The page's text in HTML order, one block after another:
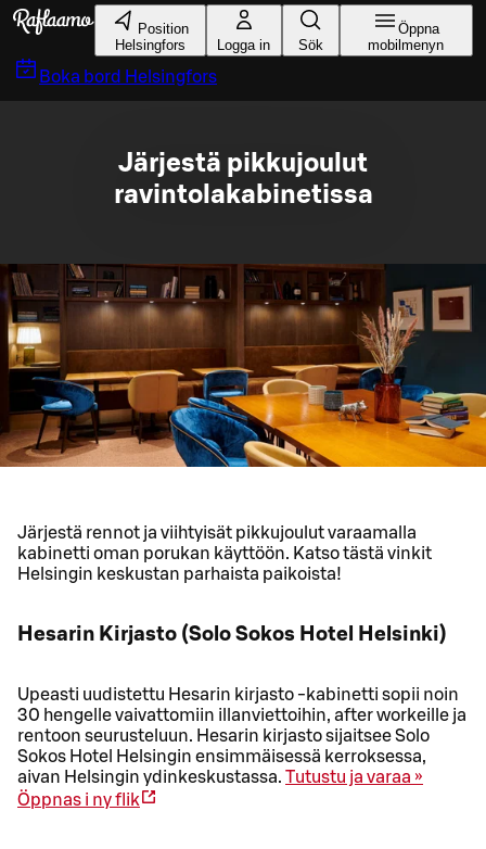
Gå till huvudinnehållet
Position
Helsingfors
Logga in Sök
Öppna
mobilmenyn
Boka bord Helsingfors
Järjestä pikkujoulut
ravintolakabinetissa
Järjestä rennot ja viihtyisät pikkujoulut varaamalla
kabinetti oman porukan käyttöön. Katso tästä vinkit
Helsingin keskustan parhaista paikoista!
Hesarin Kirjasto (Solo Sokos Hotel Helsinki)
Upeasti uudistettu Hesarin kirjasto -kabinetti sopii noin
30 hengelle vaivattomiin illanviettoihin, after workeille ja
rentoon seurusteluun. Hesarin kirjasto sijaitsee Solo
Sokos Hotel Helsingin ensimmäisessä kerroksessa,
aivan Helsingin ydinkeskustassa. Tutustu ja varaa »
Öppnas i ny flik